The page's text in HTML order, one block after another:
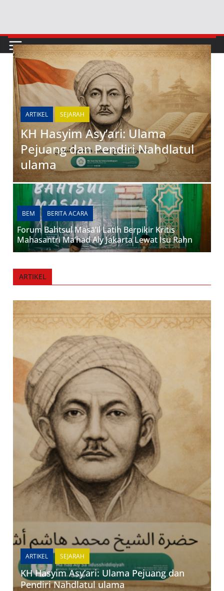
ARTIKEL SEJARAH
KH Hasyim Asy’ari: Ulama
Pejuang dan Pendiri Nahdlatul
ulama
BEM BERITA ACARA
Forum Bahtsul Masā’il Latih Berpikir Kritis
Mahasantri Ma’had Aly Jakarta Lewat Isu Rahn
ARTIKEL
ARTIKEL SEJARAH
KH Hasyim Asy’ari: Ulama Pejuang dan
Pendiri Nahdlatul ulama